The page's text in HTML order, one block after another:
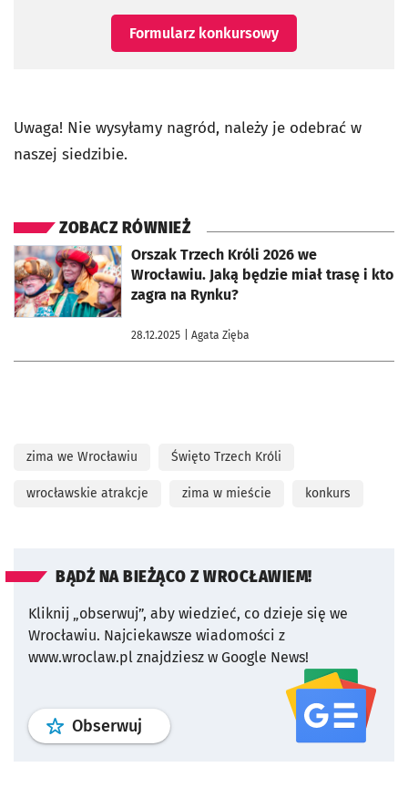
Formularz konkursowy
Uwaga! Nie wysyłamy nagród, należy je odebrać w
naszej siedzibie.
ZOBACZ RÓWNIEŻ
Orszak Trzech Króli 2026 we
Wrocławiu. Jaką będzie miał trasę i kto
zagra na Rynku?
28.12.2025 | Agata Zięba
otworzy się w nowej karcie
zima we Wrocławiu Święto Trzech Króli
wrocławskie atrakcje zima w mieście konkurs
BĄDŹ NA BIEŻĄCO Z WROCŁAWIEM!
Kliknij „obserwuj”, aby wiedzieć, co dzieje się we
Wrocławiu. Najciekawsze wiadomości z
www.wroclaw.pl znajdziesz w Google News!
Obserwuj profil serwisu